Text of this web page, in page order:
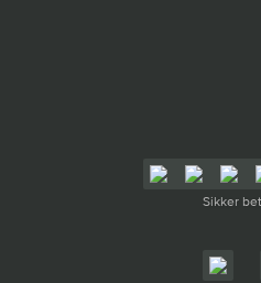
Sikker